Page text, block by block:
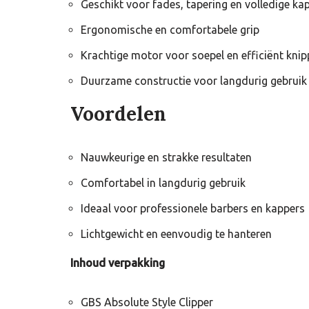
Geschikt voor fades, tapering en volledige
Ergonomische en comfortabele grip
Krachtige motor voor soepel en efficiënt
Duurzame constructie voor langdurig gebruik
Voordelen
Nauwkeurige en strakke resultaten
Comfortabel in langdurig gebruik
Ideaal voor professionele barbers en kappers
Lichtgewicht en eenvoudig te hanteren
Inhoud verpakking
GBS Absolute Style Clipper